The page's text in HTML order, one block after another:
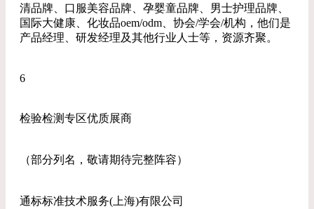
清品牌、口服美容品牌、孕婴童品牌、男士护理品牌、
国际大健康、化妆品oem/odm、协会/学会/机构，他们是
产品经理、研发经理及其他行业人士等，资源齐聚。
6
检验检测专区优质展商
（部分列名，敬请期待完整阵容）
通标标准技术服务(上海)有限公司